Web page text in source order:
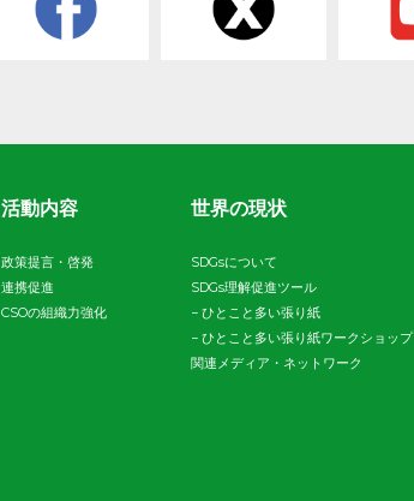
活動内容
政策提言・啓発
連携促進
CSOの組織力強化
世界の現状
SDGsについて
SDGs理解促進ツール
− ひとこと多い張り紙
− ひとこと多い張り紙ワークショップ
関連メディア・ネットワーク